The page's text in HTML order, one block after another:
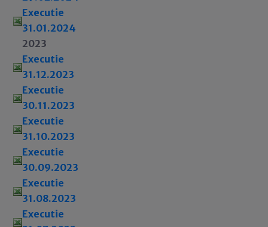
Executie
31.01.2024
2023
Executie
31.12.2023
Executie
30.11.2023
Executie
31.10.2023
Executie
30.09.2023
Executie
31.08.2023
Executie